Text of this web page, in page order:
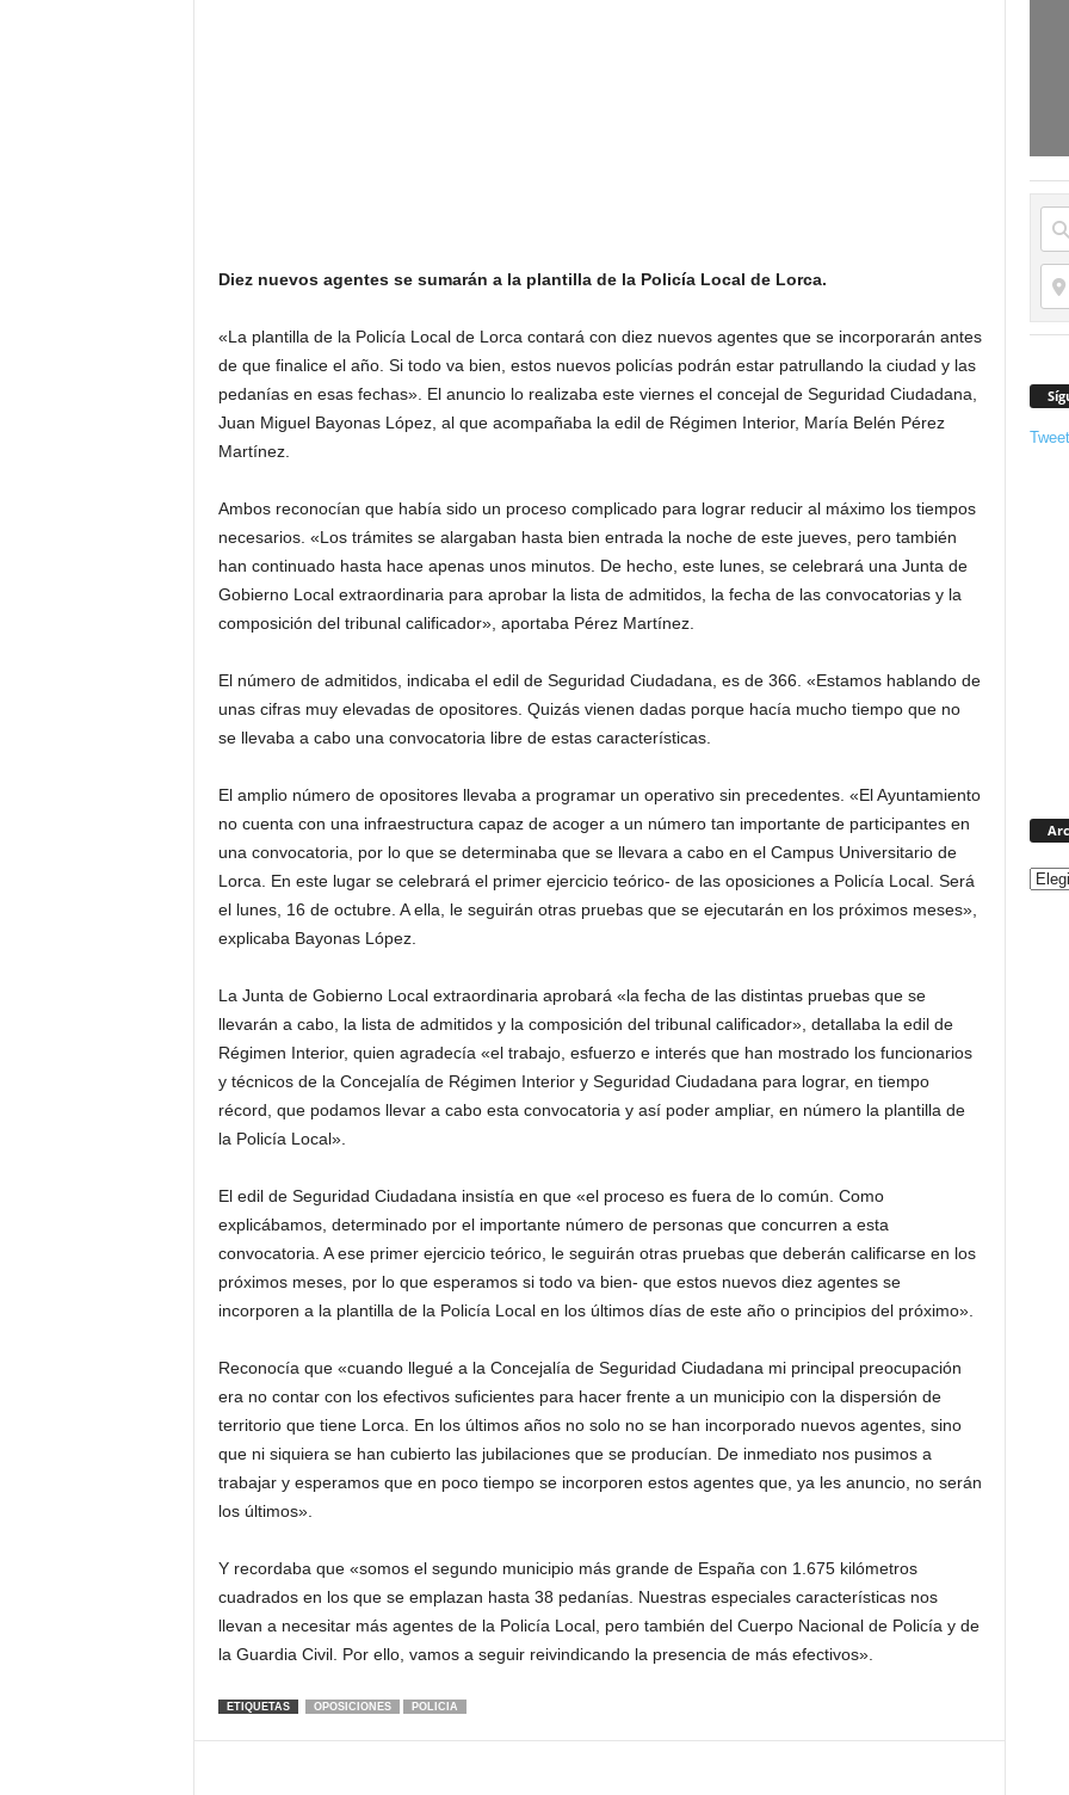
Diez nuevos agentes se sumarán a la plantilla de la Policía Local de Lorca.
«La plantilla de la Policía Local de Lorca contará con diez nuevos agentes que se incorporarán antes
de que finalice el año. Si todo va bien, estos nuevos policías podrán estar patrullando la ciudad y las
pedanías en esas fechas». El anuncio lo realizaba este viernes el concejal de Seguridad Ciudadana,
Juan Miguel Bayonas López, al que acompañaba la edil de Régimen Interior, María Belén Pérez
Martínez.
Ambos reconocían que había sido un proceso complicado para lograr reducir al máximo los tiempos
necesarios. «Los trámites se alargaban hasta bien entrada la noche de este jueves, pero también
han continuado hasta hace apenas unos minutos. De hecho, este lunes, se celebrará una Junta de
Gobierno Local extraordinaria para aprobar la lista de admitidos, la fecha de las convocatorias y la
composición del tribunal calificador», aportaba Pérez Martínez.
El número de admitidos, indicaba el edil de Seguridad Ciudadana, es de 366. «Estamos hablando de
unas cifras muy elevadas de opositores. Quizás vienen dadas porque hacía mucho tiempo que no
se llevaba a cabo una convocatoria libre de estas características.
El amplio número de opositores llevaba a programar un operativo sin precedentes. «El Ayuntamiento
no cuenta con una infraestructura capaz de acoger a un número tan importante de participantes en
una convocatoria, por lo que se determinaba que se llevara a cabo en el Campus Universitario de
Lorca. En este lugar se celebrará el primer ejercicio teórico- de las oposiciones a Policía Local. Será
el lunes, 16 de octubre. A ella, le seguirán otras pruebas que se ejecutarán en los próximos meses»,
explicaba Bayonas López.
La Junta de Gobierno Local extraordinaria aprobará «la fecha de las distintas pruebas que se
llevarán a cabo, la lista de admitidos y la composición del tribunal calificador», detallaba la edil de
Régimen Interior, quien agradecía «el trabajo, esfuerzo e interés que han mostrado los funcionarios
y técnicos de la Concejalía de Régimen Interior y Seguridad Ciudadana para lograr, en tiempo
récord, que podamos llevar a cabo esta convocatoria y así poder ampliar, en número la plantilla de
la Policía Local».
El edil de Seguridad Ciudadana insistía en que «el proceso es fuera de lo común. Como
explicábamos, determinado por el importante número de personas que concurren a esta
convocatoria. A ese primer ejercicio teórico, le seguirán otras pruebas que deberán calificarse en los
próximos meses, por lo que esperamos si todo va bien- que estos nuevos diez agentes se
incorporen a la plantilla de la Policía Local en los últimos días de este año o principios del próximo».
Reconocía que «cuando llegué a la Concejalía de Seguridad Ciudadana mi principal preocupación
era no contar con los efectivos suficientes para hacer frente a un municipio con la dispersión de
territorio que tiene Lorca. En los últimos años no solo no se han incorporado nuevos agentes, sino
que ni siquiera se han cubierto las jubilaciones que se producían. De inmediato nos pusimos a
trabajar y esperamos que en poco tiempo se incorporen estos agentes que, ya les anuncio, no serán
los últimos».
Y recordaba que «somos el segundo municipio más grande de España con 1.675 kilómetros
cuadrados en los que se emplazan hasta 38 pedanías. Nuestras especiales características nos
llevan a necesitar más agentes de la Policía Local, pero también del Cuerpo Nacional de Policía y de
la Guardia Civil. Por ello, vamos a seguir reivindicando la presencia de más efectivos».
ETIQUETAS OPOSICIONES POLICIA